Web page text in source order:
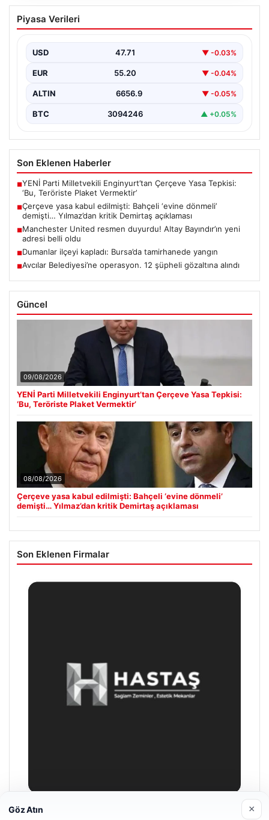
Çerçeve yasa kabul edilmişti: Bahçeli
‘evine dönmeli’ demişti… Yılmaz’dan
{ "title": "Çerçeve Yasa Tartışmaları ve Yılmaz’dan Kritik
Piyasa Verileri
USD 47.71 ▼ -0.03%
EUR 55.20 ▼ -0.04%
ALTIN 6656.9 ▼ -0.05%
BTC 3094246 ▲ +0.05%
Son Eklenen Haberler
■YENİ Parti Milletvekili Enginyurt’tan Çerçeve Yasa Tepkisi:
‘Bu, Teröriste Plaket Vermektir’
■Çerçeve yasa kabul edilmişti: Bahçeli ‘evine dönmeli’
demişti… Yılmaz’dan kritik Demirtaş açıklaması
■Manchester United resmen duyurdu! Altay Bayındır’ın yeni
adresi belli oldu
■Dumanlar ilçeyi kapladı: Bursa’da tamirhanede yangın
■Avcılar Belediyesi’ne operasyon. 12 şüpheli gözaltına alındı
Güncel
09/08/2026
YENİ Parti Milletvekili Enginyurt’tan Çerçeve Yasa Tepkisi:
‘Bu, Teröriste Plaket Vermektir’
08/08/2026
Çerçeve yasa kabul edilmişti: Bahçeli ‘evine dönmeli’
demişti… Yılmaz’dan kritik Demirtaş açıklaması
Son Eklenen Firmalar
Göz Atın ×